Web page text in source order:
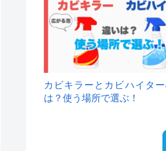
カビキラーとカビハイタ
は？使う場所で選ぶ！